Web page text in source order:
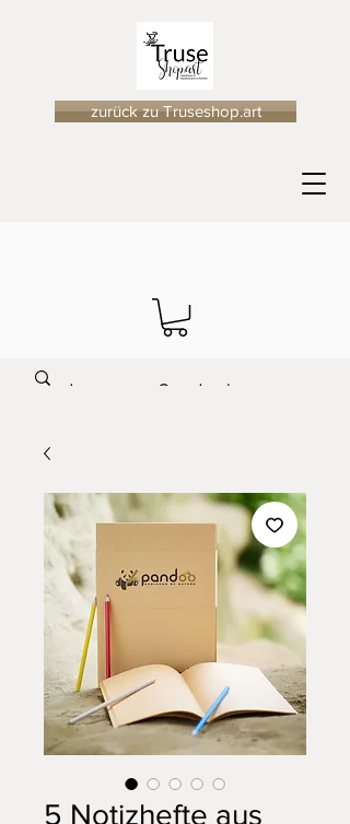
zurück zu Truseshop.art
5 Notizhefte aus